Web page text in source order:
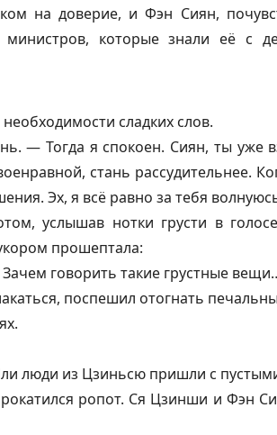
на доверие, и Фэн Сиян,
которые знали её с
сладких слов.
— Тогда я спокоен. Сиян, ты уже
стань рассудительнее.
Эх, я всё равно за тебя
услышав нотки грусти в
прошептала:
говорить такие грустные
поспешил отогнать
люди из Цзиньсю пришли с
ропот. Ся Цзинши и Фэн